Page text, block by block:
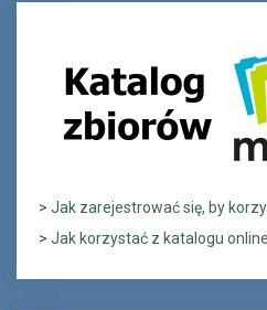
> Jak zarejestrować się, by
> Jak korzystać z katalogu